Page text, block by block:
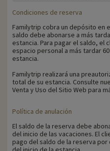
Condiciones de reserva
Familytrip cobra un depósito en
saldo debe abonarse a más
estancia. Para pagar el saldo, el
espacio personal a más tardar
estancia.
Familytrip realizará una
total de su estancia. Consulte
Venta y Uso del Sitio Web para
Política de anulación
El saldo de la reserva debe
del inicio de las vacaciones. El
pago del saldo de la reserva